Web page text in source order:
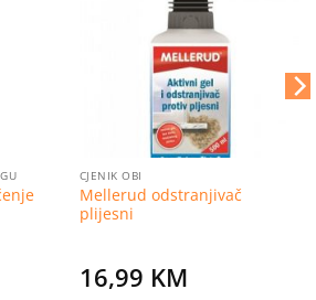
CJENIK OBI
Mellerud odstranjivač
plijesni
16,99 KM